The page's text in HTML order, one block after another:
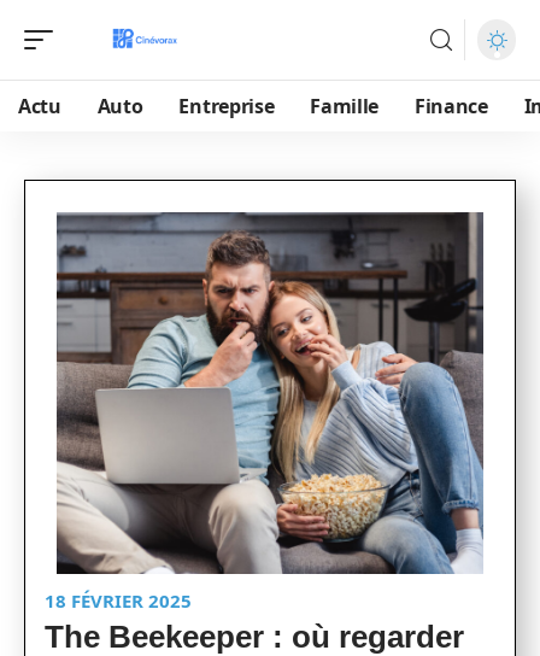
Actu Auto Entreprise Famille Finance
18 FÉVRIER 2025
The Beekeeper : où regarder